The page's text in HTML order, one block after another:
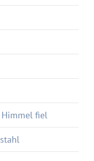
Himmel fiel